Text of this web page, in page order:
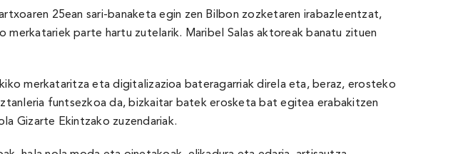
25ean sari-banaketa egin zen Bilbon zozketaren irabazleentzat,
parte hartu zutelarik. Maribel Salas aktoreak banatu zituen
merkataritza eta digitalizazioa bateragarriak direla eta, beraz, erosteko
funtsezkoa da, bizkaitar batek erosketa bat egitea erabakitzen
Gizarte Ekintzako zuzendariak.